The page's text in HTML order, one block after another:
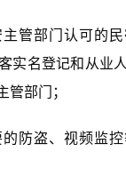
部门认可的民
实名登记和从业
管部门；
盗、视频监控